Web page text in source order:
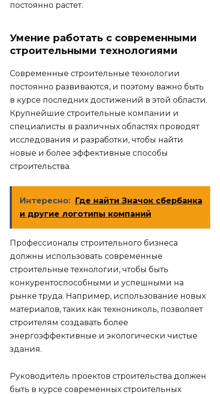
постоянно растет.
Умение работать с современными
строительными технологиями
Современные строительные технологии
постоянно развиваются, и поэтому важно быть
в курсе последних достижений в этой области.
Крупнейшие строительные компании и
специалисты в различных областях проводят
исследования и разработки, чтобы найти
новые и более эффективные способы
строительства.
Интересно:
Где найти Значок сбербанка
и другие логотипы компаний
Профессионалы строительного бизнеса
должны использовать современные
строительные технологии, чтобы быть
конкурентоспособными и успешными на
рынке труда. Например, использование новых
материалов, таких как технониколь, позволяет
строителям создавать более
энергоэффективные и экологически чистые
здания.
Руководитель проектов строительства должен
быть в курсе современных строительных